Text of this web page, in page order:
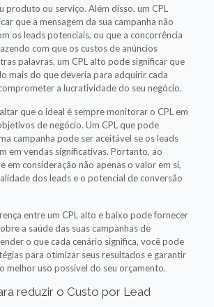
produto ou serviço. Além disso, um CPL
que a mensagem da sua campanha não
os leads potenciais, ou que a concorrência
com que os custos de anúncios
palavras, um CPL alto pode significar que
mais do que deveria para adquirir cada
a lucratividade do seu negócio.
que o ideal é sempre monitorar o CPL em
de negócio. Um CPL que pode
campanha pode ser aceitável se os leads
em vendas significativas. Portanto, ao
em consideração não apenas o valor em si,
dos leads e o potencial de conversão
entre um CPL alto e baixo pode fornecer
a saúde das suas campanhas de
o que cada cenário significa, você pode
para otimizar seus resultados e garantir
melhor uso possível do seu orçamento.
reduzir o Custo por Lead